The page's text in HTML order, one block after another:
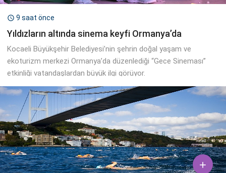
 9 saat önce
Yıldızların altında sinema keyfi Ormanya’da
Kocaeli Büyükşehir Belediyesi’nin şehrin doğal yaşam ve
ekoturizm merkezi Ormanya’da düzenlediği “Gece Sineması”
etkinliği vatandaşlardan büyük ilgi görüyor.
